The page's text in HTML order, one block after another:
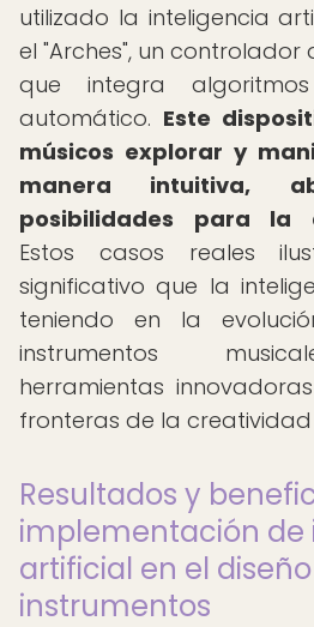
utilizado la inteligencia
el "Arches", un controlador
que integra
automático. Este
músicos explorar y
manera intuitiva,
posibilidades para la
Estos casos reales
significativo que la
teniendo en la
instrumentos
herramientas
fronteras de la creatividad
Resultados y
implementación de
artificial en el
instrumentos